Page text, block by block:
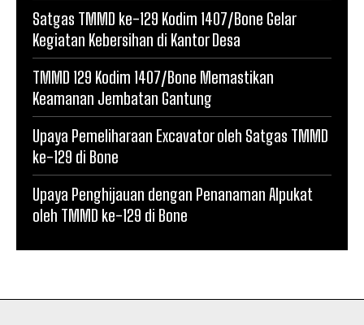
Satgas TMMD ke-129 Kodim 1407/Bone Gelar
Kegiatan Kebersihan di Kantor Desa
TMMD 129 Kodim 1407/Bone Memastikan
Keamanan Jembatan Gantung
Upaya Pemeliharaan Excavator oleh Satgas TMMD
ke-129 di Bone
Upaya Penghijauan dengan Penanaman Alpukat
oleh TMMD ke-129 di Bone